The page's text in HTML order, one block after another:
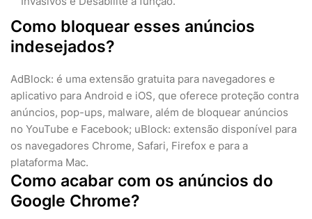
Como bloquear esses anúncios
indesejados?
AdBlock: é uma extensão gratuita para navegadores e
aplicativo para Android e iOS, que oferece proteção contra
anúncios, pop-ups, malware, além de bloquear anúncios
no YouTube e Facebook; uBlock: extensão disponível para
os navegadores Chrome, Safari, Firefox e para a
plataforma Mac.
Como acabar com os anúncios do
Google Chrome?